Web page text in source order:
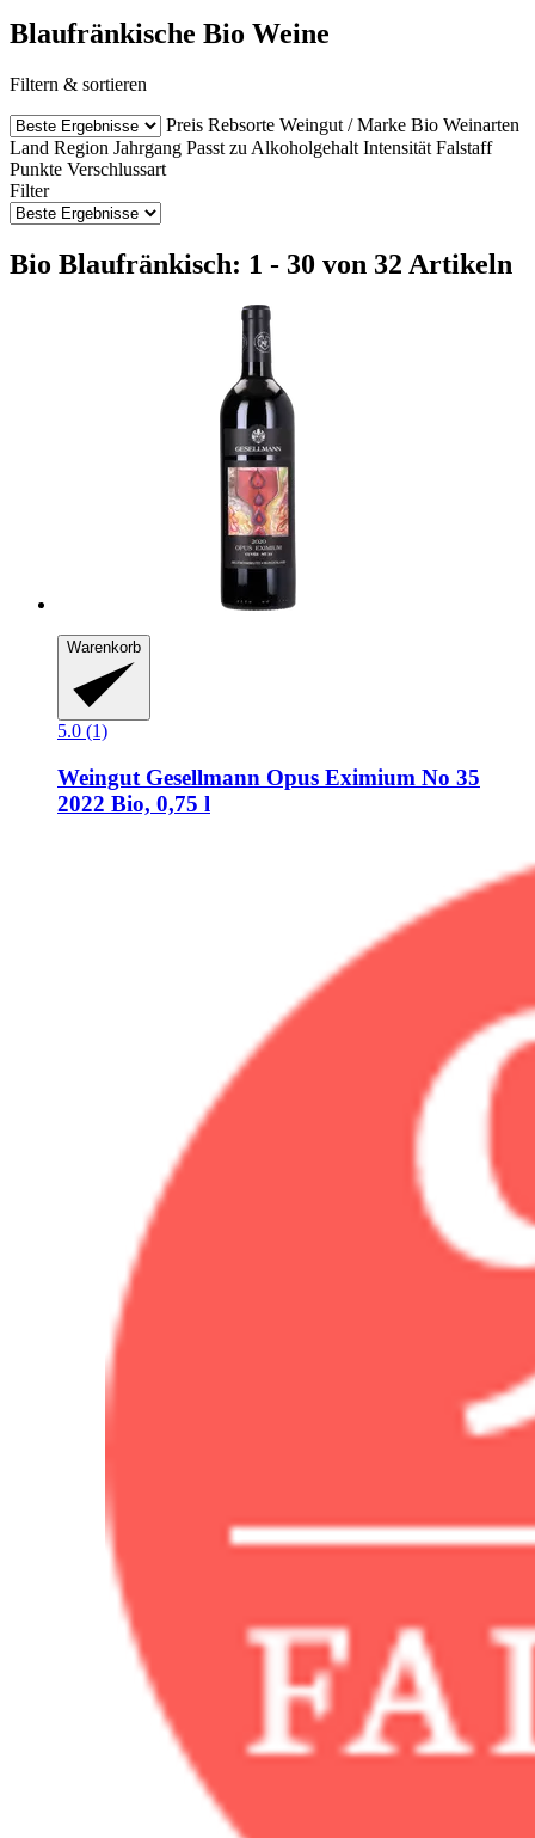
Blaufränkische Bio Weine
Filtern & sortieren
Preis Rebsorte Weingut / Marke Bio Weinarten
Land Region Jahrgang Passt zu Alkoholgehalt Intensität Falstaff
Punkte Verschlussart
Filter
Bio Blaufränkisch: 1 - 30 von 32 Artikeln
Warenkorb
5.0 (1)
Weingut Gesellmann Opus Eximium No 35
2022 Bio, 0,75 l